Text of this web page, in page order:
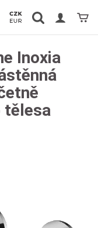
Vyhledávání Košík
Inoxia
tělesa